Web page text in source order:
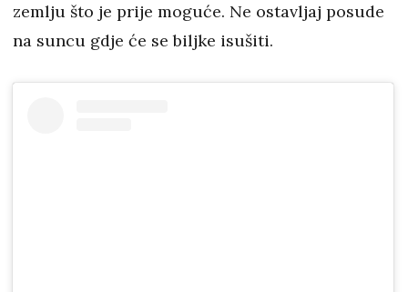
zemlju što je prije moguće. Ne ostavljaj posude
na suncu gdje će se biljke isušiti.